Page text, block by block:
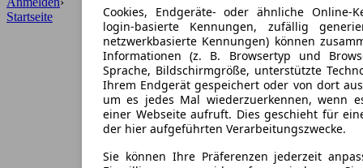
Cookies, Endgeräte- oder ähnliche Online-
login-basierte Kennungen, zufällig
netzwerkbasierte Kennungen) können
Informationen (z. B. Browsertyp und
Sprache, Bildschirmgröße, unterstützte
Ihrem Endgerät gespeichert oder von dort
um es jedes Mal wiederzuerkennen, wenn
einer Webseite aufruft. Dies geschieht für
der hier aufgeführten Verarbeitungszwecke.
Sie können Ihre Präferenzen jederzeit
Startseite